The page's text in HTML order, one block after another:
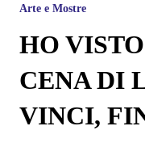
Arte e Mostre
HO
CENA DI
VINCI,